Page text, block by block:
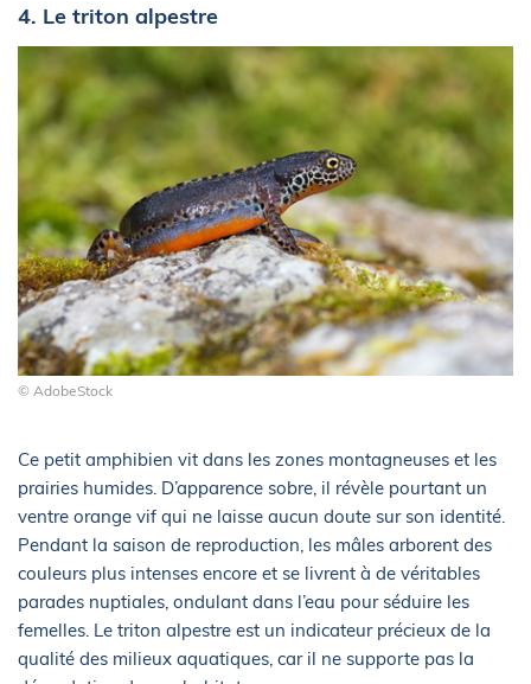
4. Le triton alpestre
© AdobeStock
Ce petit amphibien vit dans les zones montagneuses et les
prairies humides. D’apparence sobre, il révèle pourtant un
ventre orange vif qui ne laisse aucun doute sur son identité.
Pendant la saison de reproduction, les mâles arborent des
couleurs plus intenses encore et se livrent à de véritables
parades nuptiales, ondulant dans l’eau pour séduire les
femelles. Le triton alpestre est un indicateur précieux de la
qualité des milieux aquatiques, car il ne supporte pas la